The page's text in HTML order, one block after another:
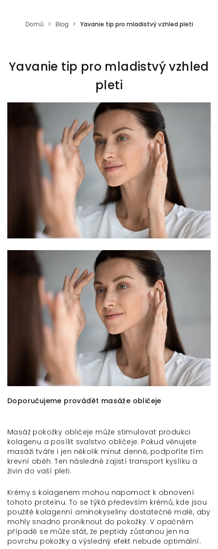
Domů Blog Yavanie tip pro mladistvý vzhled pleti
Yavanie tip pro mladistvý vzhled
pleti
Doporučujeme provádět masáže obličeje
Masáž pokožky obličeje může stimulovat produkci
kolagenu a posílit svalstvo obličeje. Pokud věnujete
masáži tváře i jen několik minut denně, podpoříte tím
krevní oběh. Ten následně zajistí transport kyslíku a
živin do vaší pleti.
Krémy s kolagenem mohou napomoct k obnovení
tohoto proteinu. To se týká především krémů, kde jsou
použité kolagenní aminokyseliny dostatečně malé, aby
mohly snadno proniknout do pokožky. V opačném
případě se může stát, že peptidy zůstanou jen na
povrchu pokožky a výsledný efekt nebude optimální.